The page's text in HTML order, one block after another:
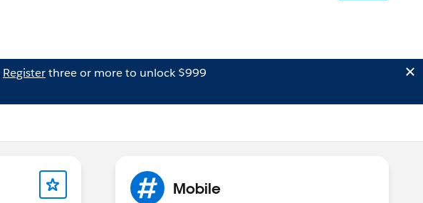
Registerthree or more to unlock $999
Mobile